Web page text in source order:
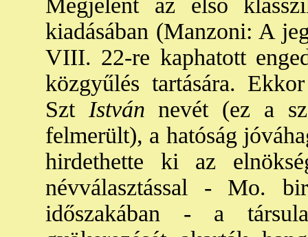
Megjelent az első
kiadásában (Manzoni: A
VIII. 22-re kaphatott
közgyűlés tartására.
SztIstván nevét (ez a
felmerült), a hatóság
hirdethette ki az
névválasztással - Mo.
időszakában - a